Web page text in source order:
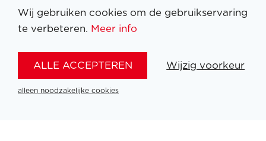
Filter medailles
Wij gebruiken cookies om de gebruikservaring
te verbeteren. Meer info
ALLE ACCEPTEREN Wijzig voorkeur
alleen noodzakelijke cookies